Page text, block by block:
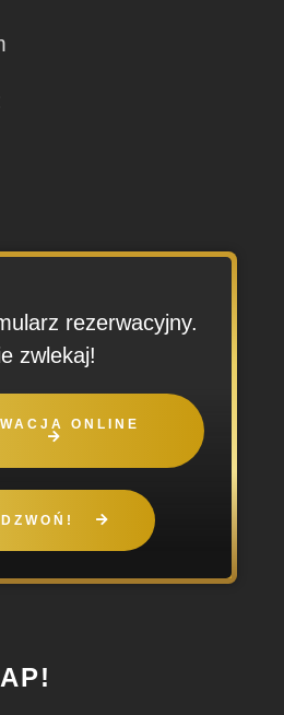
rezerwacyjny.
zwlekaj!
ONLINE